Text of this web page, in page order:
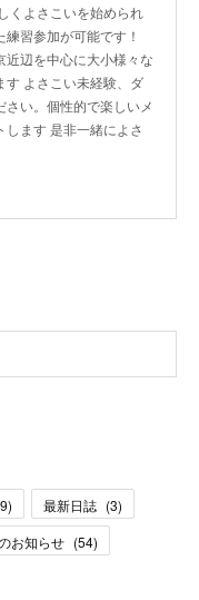
くよさこいを始められ
習参加が可能です！
近辺を中心に大小様々な
す よさこい未経験、ダ
い。個性的で楽しいメ
ます 是非一緒によさ
9) 最新日誌 (3)
お知らせ (54)